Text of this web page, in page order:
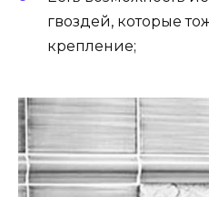
гвоздей, которые
крепление;